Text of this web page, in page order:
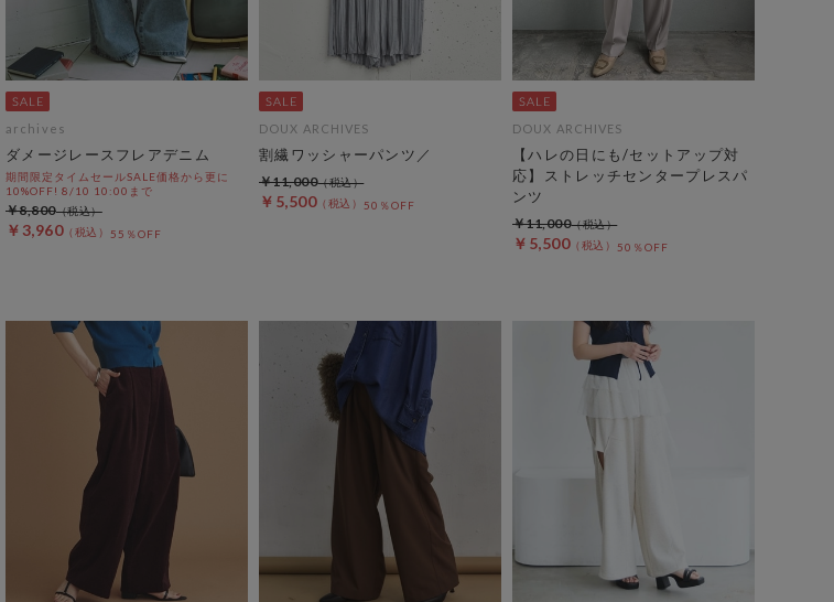
archives
ダメージレースフレアデニム
期間限定タイムセールSALE価格から更に
10%OFF! 8/10 10:00まで
￥3,960 55％OFF
￥8,800
DOUX ARCHIVES
割繊ワッシャーパンツ／
￥5,500 50％OFF
￥11,000
DOUX ARCHIVES
【ハレの日にも/セットアップ対
応】ストレッチセンタープレスパ
ンツ
￥5,500 50％OFF
￥11,000